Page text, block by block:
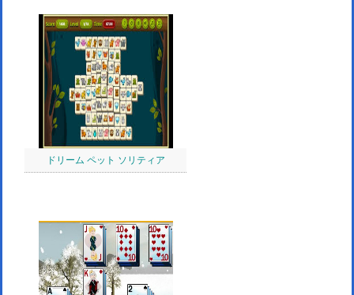
ドリーム ペット ソリティア